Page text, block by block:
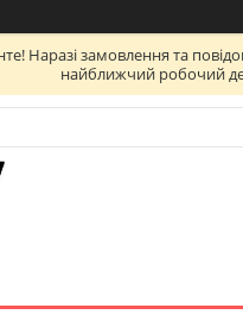
Наразі замовлення та
найближчий робочий